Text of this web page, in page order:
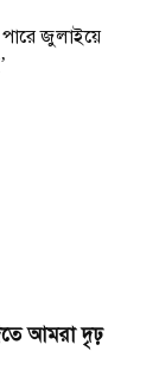
পারে জুলাইয়ে
আমরা দৃঢ়